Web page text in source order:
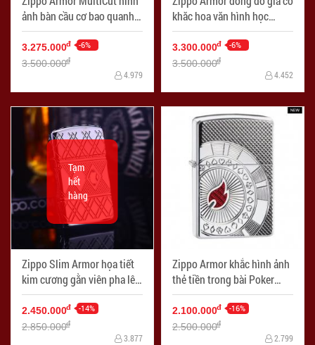
ảnh bàn cầu cơ bao quanh
cả 4 mặt
3.275.000đ -6%
3.500.000đ
4.979
khăc hoa văn hình học
không gian bao quanh lên 4
mặt
3.300.000đ -6%
3.500.000đ
4.452
Zippo Slim Armor họa tiết
kim cương gằn viên pha lê
trắng
Tạm
hết
hàng
2.450.000đ -14%
2.850.000đ
3.877
Zippo Armor khắc hình ảnh
thẻ tiền trong bài Poker
Ngọn lửa đỏ
2.100.000đ -16%
2.500.000đ
2.799